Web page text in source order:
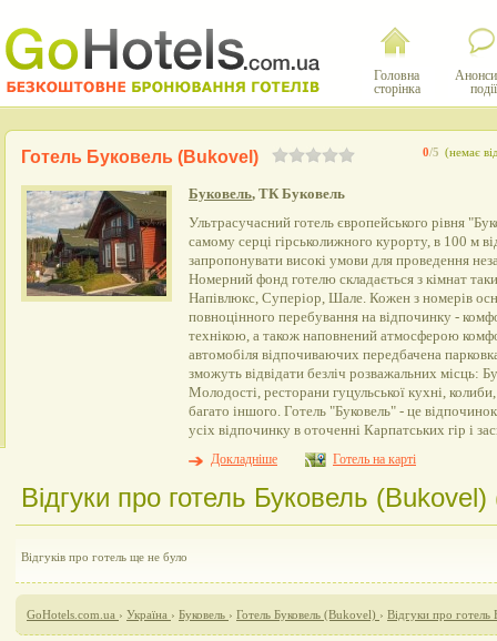
Головна
сторінка
події
0/5 (немає
Готель Буковель (Bukovel)
Буковель, ТК Буковель
Ультрасучасний готель європейського рівня
самому серці гірськолижного курорту, в 100 м
запропонувати високі умови для проведення
Номерний фонд готелю складається з кімнат
Напівлюкс, Суперіор, Шале. Кожен з номерів
повноцінного перебування на відпочинку -
технікою, а також наповнений атмосферою
автомобіля відпочиваючих передбачена
зможуть відвідати безліч розважальних місць:
Молодості, ресторани гуцульської кухні,
багато іншого. Готель "Буковель" - це
усіх відпочинку в оточенні Карпатських гір і
Докладніше
Готель на карті
Відгуки про готель Буковель (Bukovel)
Відгуків про готель ще не було
GoHotels.com.ua › Україна › Буковель › Готель Буковель (Bukovel) › Відгуки про готель